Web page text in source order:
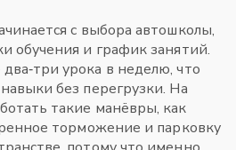
с выбора автошколы,
обучения и график занятий.
урока в неделю, что
без перегрузки. На
такие манёвры, как
торможение и парковку